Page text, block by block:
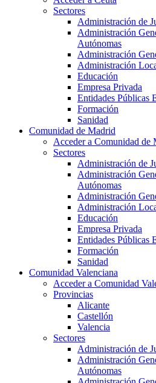
Sectores
Administración de
Administración
Autónomas
Administración
Administración
Educación
Empresa Privada
Entidades Públicas
Formación
Sanidad
Comunidad de Madrid
Acceder a Comunidad de
Sectores
Administración de
Administración
Autónomas
Administración
Administración
Educación
Empresa Privada
Entidades Públicas
Formación
Sanidad
Comunidad Valenciana
Acceder a Comunidad
Provincias
Alicante
Castellón
Valencia
Sectores
Administración de
Administración
Autónomas